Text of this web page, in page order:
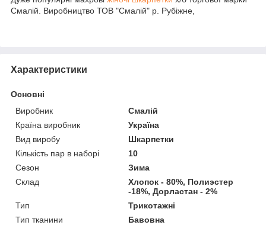
Смалій. Виробництво ТОВ "Смалій" р. Рубіжне,
Характеристики
Основні
Виробник
Смалій
Країна виробник
Україна
Вид виробу
Шкарпетки
Кількість пар в наборі
10
Сезон
Зима
Склад
Хлопок - 80%, Полиэстер
-18%, Дорластан - 2%
Тип
Трикотажні
Тип тканини
Бавовна